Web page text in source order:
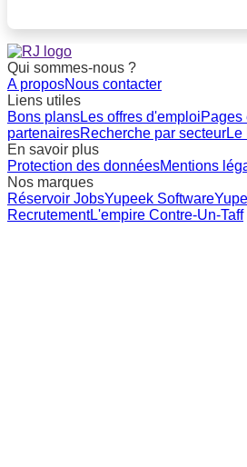
Qui sommes-nous ?
A proposNous contacter
Liens utiles
Bons plansLes offres d'emploiPages
partenairesRecherche par secteurLe
En savoir plus
Protection des donnéesMentions
Nos marques
Réservoir JobsYupeek Software
RecrutementL'empire Contre-Un-Taff